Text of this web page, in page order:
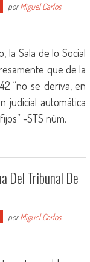
porMiguel Carlos
la Sala de lo Social
que de la
“no se deriva, en
judicial automática
-STS núm.
Del Tribunal De
porMiguel Carlos